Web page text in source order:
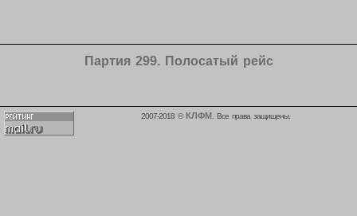
Партия 299. Полосатый рейс
2007-2018 © КЛФМ . Все права защищены.